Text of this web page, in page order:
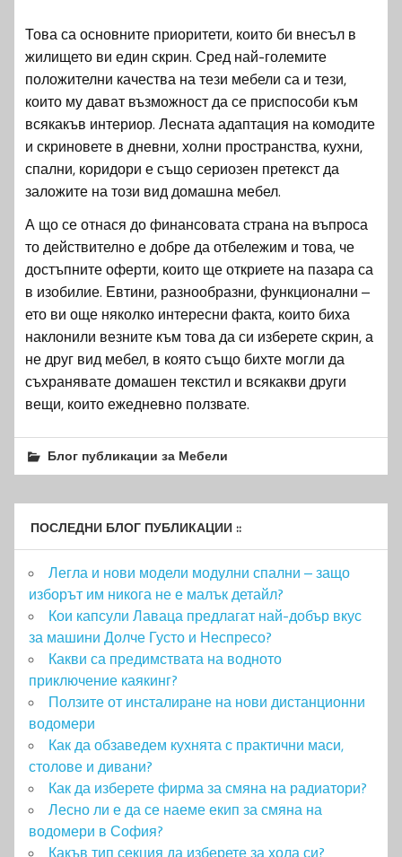
Това са основните приоритети, които би внесъл в
жилището ви един скрин. Сред най-големите
положителни качества на тези мебели са и тези,
които му дават възможност да се приспособи към
всякакъв интериор. Лесната адаптация на комодите
и скриновете в дневни, холни пространства, кухни,
спални, коридори е също сериозен претекст да
заложите на този вид домашна мебел.
А що се отнася до финансовата страна на въпроса
то действително е добре да отбележим и това, че
достъпните оферти, които ще откриете на пазара са
в изобилие. Евтини, разнообразни, функционални –
ето ви още няколко интересни факта, които биха
наклонили везните към това да си изберете скрин, а
не друг вид мебел, в която също бихте могли да
съхранявате домашен текстил и всякакви други
вещи, които ежедневно ползвате.
Блог публикации за Мебели
ПОСЛЕДНИ БЛОГ ПУБЛИКАЦИИ ::
Легла и нови модели модулни спални – защо
изборът им никога не е малък детайл?
Кои капсули Лаваца предлагат най-добър вкус
за машини Долче Густо и Неспресо?
Какви са предимствата на водното
приключение каякинг?
Ползите от инсталиране на нови дистанционни
водомери
Как да обзаведем кухнята с практични маси,
столове и дивани?
Как да изберете фирма за смяна на радиатори?
Лесно ли е да се наеме екип за смяна на
водомери в София?
Какъв тип секция да изберете за хола си?